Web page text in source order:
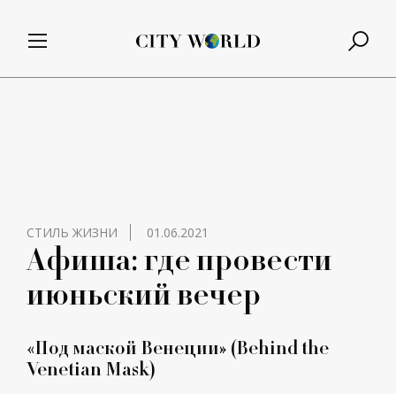
СТИЛЬ ЖИЗНИ 01.06.2021
Афиша: где провести
июньский вечер
«Под маской Венеции» (Behind the
Venetian Mask)